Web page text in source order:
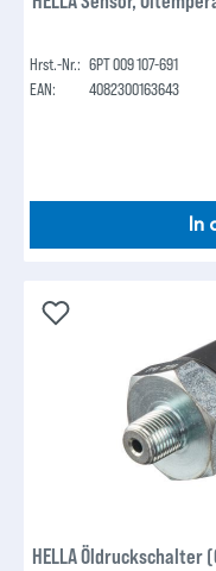
Hrst.-Nr.: 6PT 009 107-691
EAN:
4082300163643
In
HELLA Öldruckschalter